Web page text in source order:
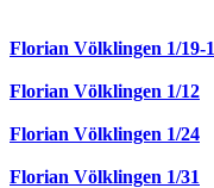
Florian Völklingen 1/19-1
Florian Völklingen 1/12
Florian Völklingen 1/24
Florian Völklingen 1/31